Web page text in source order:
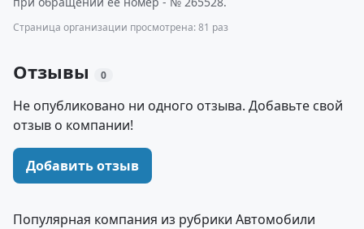
Страница организации просмотрена: 81 раз
Отзывы 0
Не опубликовано ни одного отзыва. Добавьте свой
отзыв о компании!
Добавить отзыв
Популярная компания из рубрики Автомобили